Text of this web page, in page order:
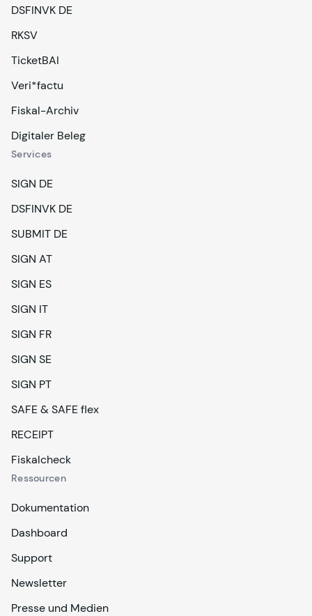
DSFINVK DE
RKSV
TicketBAI
Veri*factu
Fiskal-Archiv
Digitaler Beleg
Services
SIGN DE
DSFINVK DE
SUBMIT DE
SIGN AT
SIGN ES
SIGN IT
SIGN FR
SIGN SE
SIGN PT
SAFE & SAFE flex
RECEIPT
Fiskalcheck
Ressourcen
Dokumentation
Dashboard
Support
Newsletter
Presse und Medien